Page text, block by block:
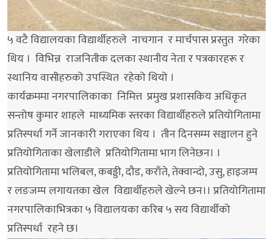
५ वटै विद्यालयका विद्यार्थीहरुले नाचगान र मार्चपास प्रस्तुत गरेका
थिय । विभिन्न राजनितीक दलका स्थानीय नेता र पत्रकारहरू र
स्थानिय वासीहरुको उपस्थित रहेको थियो ।
कार्यक्रममा नगरपालिकाका निमित्त प्रमुख प्रशासकिय अधिकृत
सन्तोष कुमार शाहले माध्यमिक स्तरका विद्यार्थीहरुले प्रतियोगितामा
प्रतिस्पर्धा गर्ने जानकारी गराएका थिय । तीन दिनसम्म सञ्चालन हुने
प्रतियोगिताका खेलाडीले प्रतियोगितामा भाग लिनेछन। ।
प्रतियोगितामा भलिबल, कबड्डी, दौड, कराँते, तेक्वान्दो, उसु, हाइजम्प
र लङजम्प लगायतका खेल विद्यार्थीहरुले खेल्ने छन।। प्रतियोगितामा
नगरपालिकाभित्रका ५ विद्यालयका करिब ५ सय विद्यार्थीको
प्रतिस्पर्धा रहने छ।